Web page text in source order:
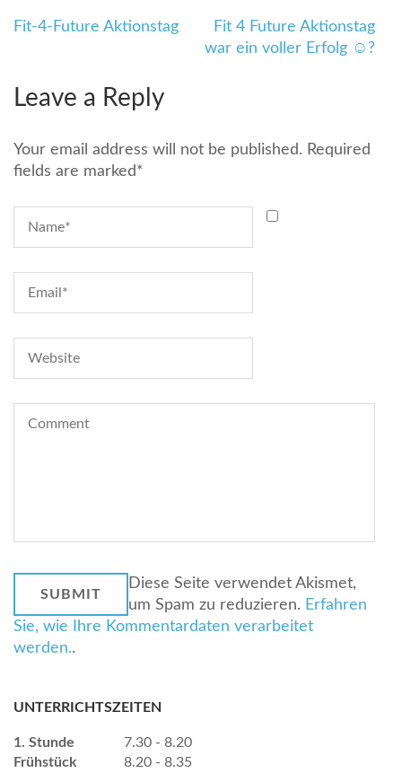
Beitragsnavigation
Fit-4-Future Aktionstag
Fit 4 Future Aktionstag
war ein voller Erfolg ☺️?
Leave a Reply
Your email address will not be published. Required
fields are marked*
Diese Seite verwendet Akismet,
um Spam zu reduzieren. Erfahren
Sie, wie Ihre Kommentardaten verarbeitet
werden..
UNTERRICHTSZEITEN
1. Stunde
7.30 - 8.20
Frühstück
8.20 - 8.35